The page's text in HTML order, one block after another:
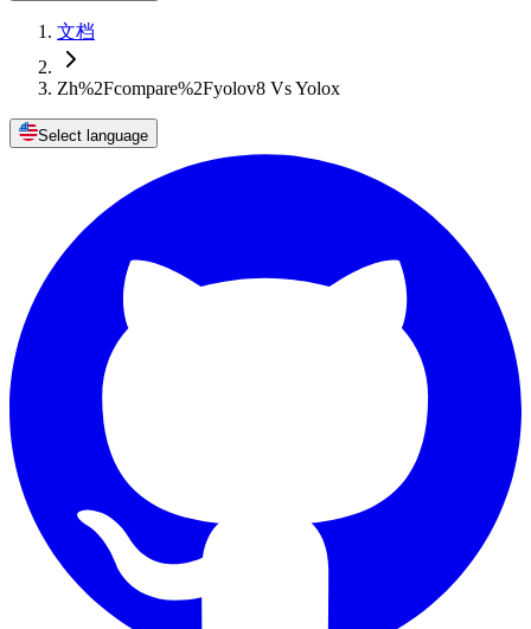
文档
Zh%2Fcompare%2Fyolov8 Vs Yolox
Select language